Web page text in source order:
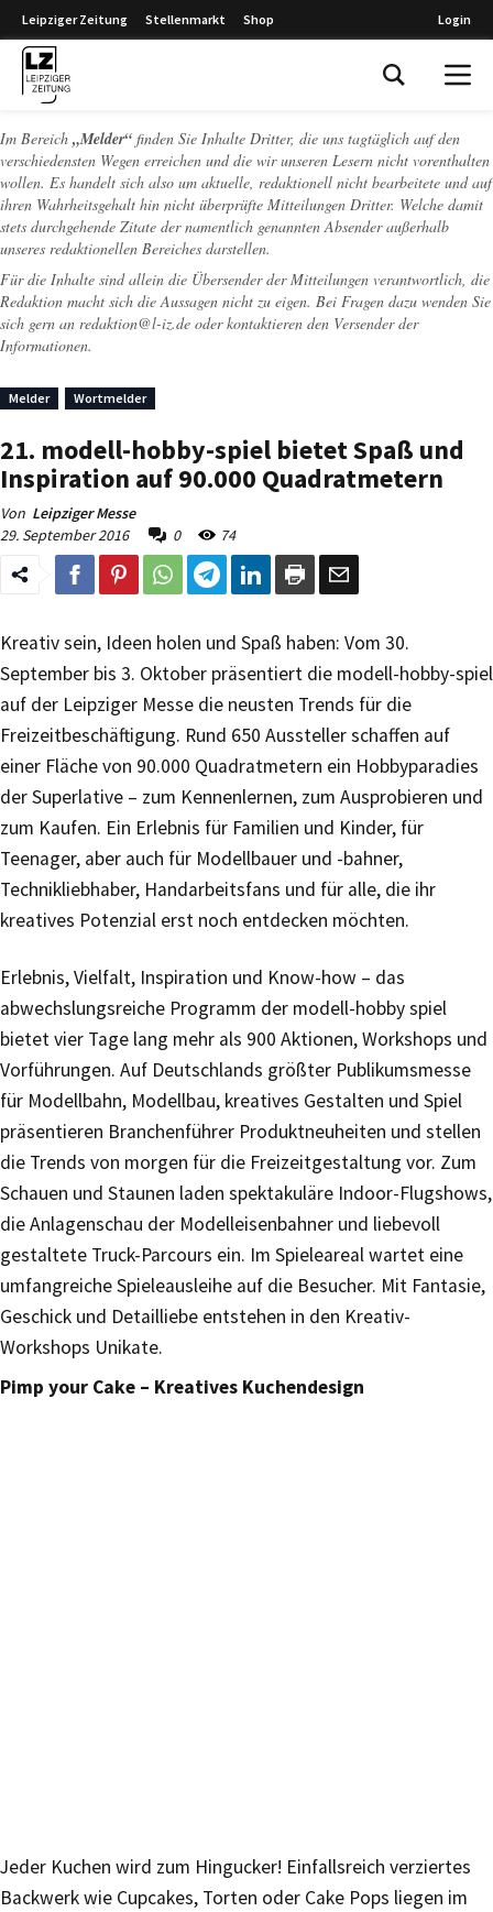
Leipziger Zeitung Stellenmarkt Shop Login
Im Bereich „Melder“ finden Sie Inhalte Dritter, die uns tagtäglich auf den
verschiedensten Wegen erreichen und die wir unseren Lesern nicht vorenthalten
wollen. Es handelt sich also um aktuelle, redaktionell nicht bearbeitete und auf
ihren Wahrheitsgehalt hin nicht überprüfte Mitteilungen Dritter. Welche damit
stets durchgehende Zitate der namentlich genannten Absender außerhalb
unseres redaktionellen Bereiches darstellen.
Für die Inhalte sind allein die Übersender der Mitteilungen verantwortlich, die
Redaktion macht sich die Aussagen nicht zu eigen. Bei Fragen dazu wenden Sie
sich gern an redaktion@l-iz.de oder kontaktieren den Versender der
Informationen.
Melder Wortmelder
21. modell-hobby-spiel bietet Spaß und
Inspiration auf 90.000 Quadratmetern
Von Leipziger Messe
29. September 2016
0 74
Kreativ sein, Ideen holen und Spaß haben: Vom 30.
September bis 3. Oktober präsentiert die modell-hobby-spiel
auf der Leipziger Messe die neusten Trends für die
Freizeitbeschäftigung. Rund 650 Aussteller schaffen auf
einer Fläche von 90.000 Quadratmetern ein Hobbyparadies
der Superlative – zum Kennenlernen, zum Ausprobieren und
zum Kaufen. Ein Erlebnis für Familien und Kinder, für
Teenager, aber auch für Modellbauer und -bahner,
Technikliebhaber, Handarbeitsfans und für alle, die ihr
kreatives Potenzial erst noch entdecken möchten.
Erlebnis, Vielfalt, Inspiration und Know-how – das
abwechslungsreiche Programm der modell-hobby spiel
bietet vier Tage lang mehr als 900 Aktionen, Workshops und
Vorführungen. Auf Deutschlands größter Publikumsmesse
für Modellbahn, Modellbau, kreatives Gestalten und Spiel
präsentieren Branchenführer Produktneuheiten und stellen
die Trends von morgen für die Freizeitgestaltung vor. Zum
Schauen und Staunen laden spektakuläre Indoor-Flugshows,
die Anlagenschau der Modelleisenbahner und liebevoll
gestaltete Truck-Parcours ein. Im Spieleareal wartet eine
umfangreiche Spieleausleihe auf die Besucher. Mit Fantasie,
Geschick und Detailliebe entstehen in den Kreativ-
Workshops Unikate.
Pimp your Cake – Kreatives Kuchendesign
Jeder Kuchen wird zum Hingucker! Einfallsreich verziertes
Backwerk wie Cupcakes, Torten oder Cake Pops liegen im